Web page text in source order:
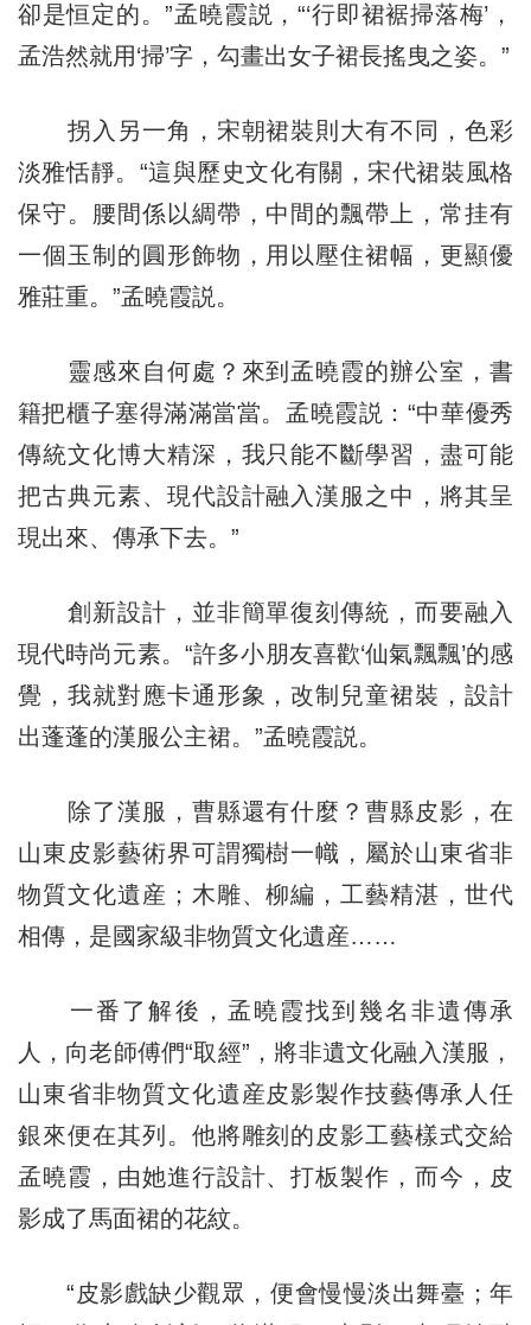
卻是恒定的。”孟曉霞説，“‘行即裙裾掃落梅’，
孟浩然就用‘掃’字，勾畫出女子裙長搖曳之姿。”
拐入另一角，宋朝裙裝則大有不同，色彩
淡雅恬靜。“這與歷史文化有關，宋代裙裝風格
保守。腰間係以綢帶，中間的飄帶上，常挂有
一個玉制的圓形飾物，用以壓住裙幅，更顯優
雅莊重。”孟曉霞説。
靈感來自何處？來到孟曉霞的辦公室，書
籍把櫃子塞得滿滿當當。孟曉霞説：“中華優秀
傳統文化博大精深，我只能不斷學習，盡可能
把古典元素、現代設計融入漢服之中，將其呈
現出來、傳承下去。”
創新設計，並非簡單復刻傳統，而要融入
現代時尚元素。“許多小朋友喜歡‘仙氣飄飄’的感
覺，我就對應卡通形象，改制兒童裙裝，設計
出蓬蓬的漢服公主裙。”孟曉霞説。
除了漢服，曹縣還有什麼？曹縣皮影，在
山東皮影藝術界可謂獨樹一幟，屬於山東省非
物質文化遺産；木雕、柳編，工藝精湛，世代
相傳，是國家級非物質文化遺産……
一番了解後，孟曉霞找到幾名非遺傳承
人，向老師傅們“取經”，將非遺文化融入漢服，
山東省非物質文化遺産皮影製作技藝傳承人任
銀來便在其列。他將雕刻的皮影工藝樣式交給
孟曉霞，由她進行設計、打板製作，而今，皮
影成了馬面裙的花紋。
“皮影戲缺少觀眾，便會慢慢淡出舞臺；年